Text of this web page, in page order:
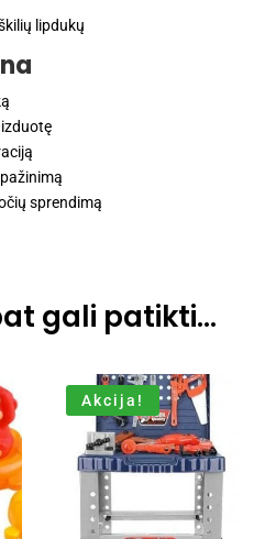
lipdukų
sprendimą
gali patikti…
Akcija!